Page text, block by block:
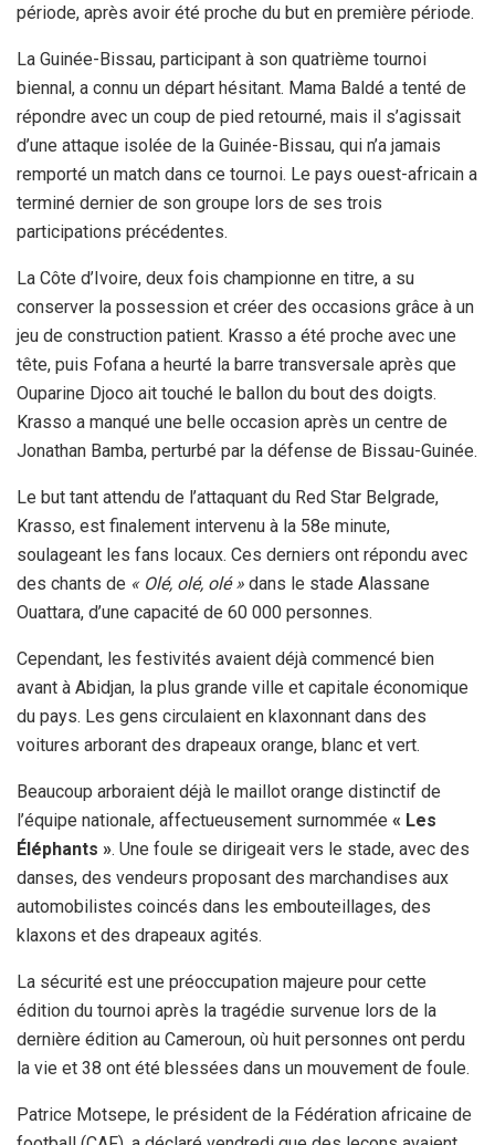
période, après avoir été proche du but en première période.
La Guinée-Bissau, participant à son quatrième tournoi
biennal, a connu un départ hésitant. Mama Baldé a tenté de
répondre avec un coup de pied retourné, mais il s’agissait
d’une attaque isolée de la Guinée-Bissau, qui n’a jamais
remporté un match dans ce tournoi. Le pays ouest-africain a
terminé dernier de son groupe lors de ses trois
participations précédentes.
La Côte d’Ivoire, deux fois championne en titre, a su
conserver la possession et créer des occasions grâce à un
jeu de construction patient. Krasso a été proche avec une
tête, puis Fofana a heurté la barre transversale après que
Ouparine Djoco ait touché le ballon du bout des doigts.
Krasso a manqué une belle occasion après un centre de
Jonathan Bamba, perturbé par la défense de Bissau-Guinée.
Le but tant attendu de l’attaquant du Red Star Belgrade,
Krasso, est finalement intervenu à la 58e minute,
soulageant les fans locaux. Ces derniers ont répondu avec
des chants de « Olé, olé, olé » dans le stade Alassane
Ouattara, d’une capacité de 60 000 personnes.
Cependant, les festivités avaient déjà commencé bien
avant à Abidjan, la plus grande ville et capitale économique
du pays. Les gens circulaient en klaxonnant dans des
voitures arborant des drapeaux orange, blanc et vert.
Beaucoup arboraient déjà le maillot orange distinctif de
l’équipe nationale, affectueusement surnommée « Les
Éléphants ». Une foule se dirigeait vers le stade, avec des
danses, des vendeurs proposant des marchandises aux
automobilistes coincés dans les embouteillages, des
klaxons et des drapeaux agités.
La sécurité est une préoccupation majeure pour cette
édition du tournoi après la tragédie survenue lors de la
dernière édition au Cameroun, où huit personnes ont perdu
la vie et 38 ont été blessées dans un mouvement de foule.
Patrice Motsepe, le président de la Fédération africaine de